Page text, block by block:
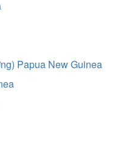
Papua New Guinea